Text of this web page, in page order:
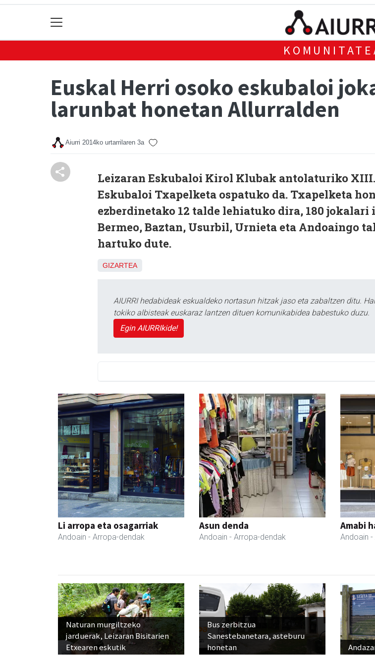
Euskal Herri osoko eskubaloi
larunbat honetan Allurralden
Aiurri 2014ko urtarrilaren 3a
Leizaran Eskubaloi Kirol Klubak antolaturiko
Eskubaloi Txapelketa ospatuko da. Txapelketa
ezberdinetako 12 talde lehiatuko dira, 180 jokalari
Bermeo, Baztan, Usurbil, Urnieta eta Andoaingo
hartuko dute.
GIZARTEA
AIURRI hedabideak eskualdeko nortasun hitzak jaso eta zabaltzen ditu.
tokiko albisteak euskaraz lantzen dituen komunikabidea babestuko duzu.
Egin AIURRIkide!
Li arropa eta osagarriak
Andoain - Arropa-dendak
Asun denda
Andoain - Arropa-dendak
Amabi
Andoain -
Naturan murgiltzeko
jarduerak, Leizaran Bisitarien
Etxearen eskutik
Bus zerbitzua
Sanestebanetara, asteburu
honetan